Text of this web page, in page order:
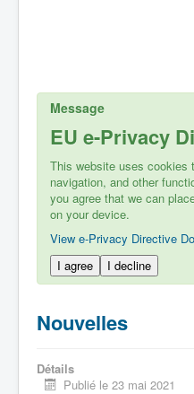
Message
EU e-Privacy
This website uses cookies
navigation, and other
you agree that we can
on your device.
View e-Privacy Directive
I agree
I decline
Nouvelles
Détails
Publié le 23 mai 2021